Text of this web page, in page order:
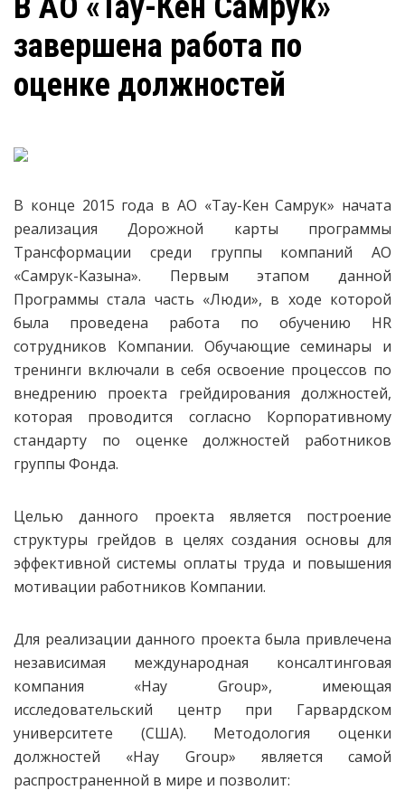
завершена работа по
оценке должностей
В конце 2015 года в АО «Тау-Кен Самрук» начата
реализация Дорожной карты программы
Трансформации среди группы компаний АО
«Самрук-Казына». Первым этапом данной
Программы стала часть «Люди», в ходе которой
была проведена работа по обучению HR
сотрудников Компании. Обучающие семинары и
тренинги включали в себя освоение процессов по
внедрению проекта грейдирования должностей,
которая проводится согласно Корпоративному
стандарту по оценке должностей работников
группы Фонда.
Целью данного проекта является построение
структуры грейдов в целях создания основы для
эффективной системы оплаты труда и повышения
мотивации работников Компании.
Для реализации данного проекта была привлечена
независимая международная консалтинговая
компания «Hay Group», имеющая
исследовательский центр при Гарвардском
университете (США). Методология оценки
должностей «Hay Group» является самой
распространенной в мире и позволит: